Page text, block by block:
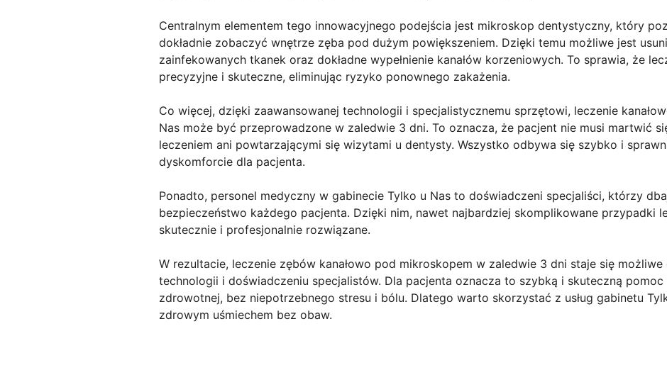
Centralnym elementem tego innowacyjnego podejścia jest mikroskop dentystyczny, który
dokładnie zobaczyć wnętrze zęba pod dużym powiększeniem. Dzięki temu możliwe jest
zainfekowanych tkanek oraz dokładne wypełnienie kanałów korzeniowych. To sprawia, że
precyzyjne i skuteczne, eliminując ryzyko ponownego zakażenia.
Co więcej, dzięki zaawansowanej technologii i specjalistycznemu sprzętowi, leczenie
Nas może być przeprowadzone w zaledwie 3 dni. To oznacza, że pacjent nie musi martwić
leczeniem ani powtarzającymi się wizytami u dentysty. Wszystko odbywa się szybko i
dyskomforcie dla pacjenta.
Ponadto, personel medyczny w gabinecie Tylko u Nas to doświadczeni specjaliści, którzy
bezpieczeństwo każdego pacjenta. Dzięki nim, nawet najbardziej skomplikowane przypadki
skutecznie i profesjonalnie rozwiązane.
W rezultacie, leczenie zębów kanałowo pod mikroskopem w zaledwie 3 dni staje się
technologii i doświadczeniu specjalistów. Dla pacjenta oznacza to szybką i skuteczną
zdrowotnej, bez niepotrzebnego stresu i bólu. Dlatego warto skorzystać z usług gabinetu
zdrowym uśmiechem bez obaw.